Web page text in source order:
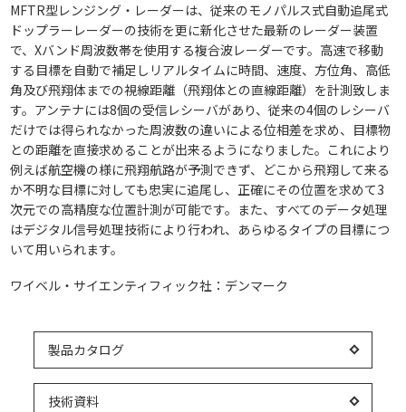
MFTR型レンジング・レーダーは、従来のモノパルス式自動追尾式
ドップラーレーダーの技術を更に新化させた最新のレーダー装置
で、Xバンド周波数帯を使用する複合波レーダーです。高速で移動
する目標を自動で補足しリアルタイムに時間、速度、方位角、高低
角及び飛翔体までの視線距離（飛翔体との直線距離）を計測致しま
す。アンテナには8個の受信レシーバがあり、従来の4個のレシーバ
だけでは得られなかった周波数の違いによる位相差を求め、目標物
との距離を直接求めることが出来るようになりました。これにより
例えば航空機の様に飛翔航路が予測できず、どこから飛翔して来る
か不明な目標に対しても忠実に追尾し、正確にその位置を求めて3
次元での高精度な位置計測が可能です。また、すべてのデータ処理
はデジタル信号処理技術により行われ、あらゆるタイプの目標につ
いて用いられます。
ワイベル・サイエンティフィック社：デンマーク
製品カタログ
技術資料